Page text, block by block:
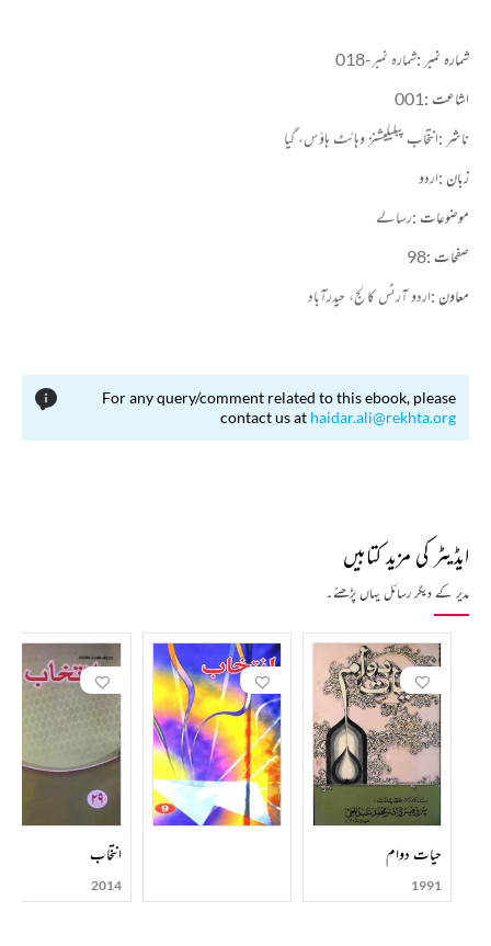
شمارہ نمبر :شمارہ نمبر-018
اشاعت :001
ناشر :انتخاب پبلیکیشنز وہائٹ ہاؤس، گیا
زبان :اردو
موضوعات :رسالے
صفحات :98
معاون :اردو آرٹس کالج، حیدرآباد
For any query/comment related to this ebook, please
contact us at haidar.ali@rekhta.org
ایڈیٹر کی مزید کتابیں
مدیر کے دیگر رسائل یہاں پڑھئے۔
حیات دوام
1991
انتخاب
2014